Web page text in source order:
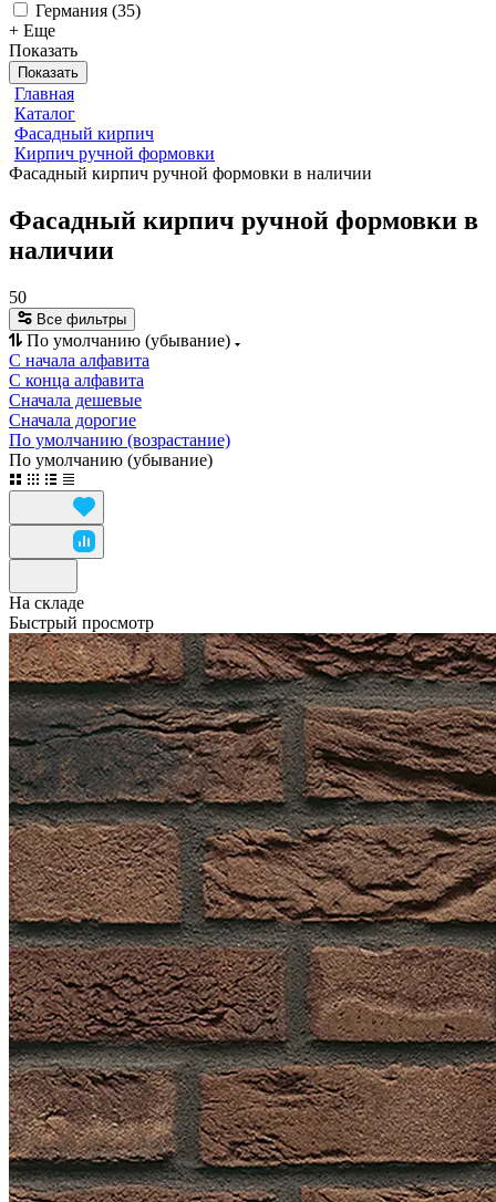
Германия (35)
+ Еще
Показать
Показать
Главная
Каталог
Фасадный кирпич
Кирпич ручной формовки
Фасадный кирпич ручной формовки в наличии
Фасадный кирпич ручной формовки в
наличии
50
Все фильтры
По умолчанию (убывание)
С начала алфавита
С конца алфавита
Сначала дешевые
Сначала дорогие
По умолчанию (возрастание)
По умолчанию (убывание)
На складе
Быстрый просмотр